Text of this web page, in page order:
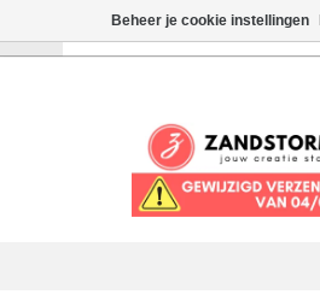
Beheer je cookie instellingen